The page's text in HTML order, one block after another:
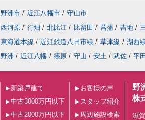
野洲市 / 近江八幡市 / 守山市
西河原 / 行畑 / 北比江 / 比留田 / 菖蒲 / 吉地 /
東海道本線 / 近江鉄道八日市線 / 草津線 / 湖西
野洲 / 近江八幡 / 篠原 / 守山 / 安土 / 武佐 / 平
新築戸建て
中古3000万円以下
中古2000万円以下
お客様の声
スタッフ紹介
周辺施設検索
野
株
滋